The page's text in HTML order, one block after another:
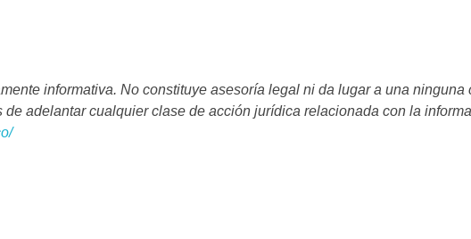
informativa. No constituye asesoría legal ni da lugar a una
adelantar cualquier clase de acción jurídica relacionada con la